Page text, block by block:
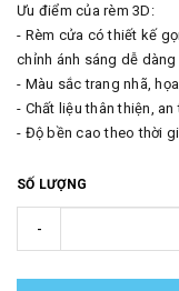
Ưu điểm của rèm 3D:
- Rèm cửa có thiết kế
chỉnh ánh sáng dễ dàng
- Màu sắc trang nhã,
- Chất liệu thân thiện,
- Độ bền cao theo thời
SỐ LƯỢNG
-